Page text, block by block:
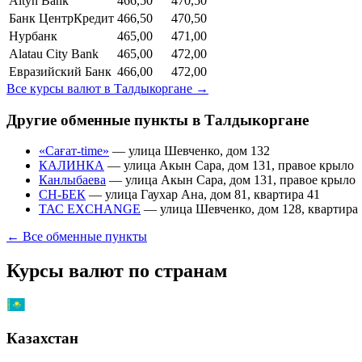
Банк ЦентрКредит 466,50
470,50
Нурбанк
465,00
471,00
Alatau City Bank
465,00
472,00
Евразийский Банк 466,00
472,00
Все курсы валют в Талдыкоргане →
Другие обменные пункты в Талдыкоргане
«Сағат-time» — улица Шевченко, дом 132
КАЛИНКА — улица Акын Сара, дом 131, правое крыло
Канлыбаева — улица Акын Сара, дом 131, правое крыло
СН-БЕК — улица Гаухар Ана, дом 81, квартира 41
ТАС EXCHANGE — улица Шевченко, дом 128, квартира
← Все обменные пункты
Курсы валют по странам
Казахстан